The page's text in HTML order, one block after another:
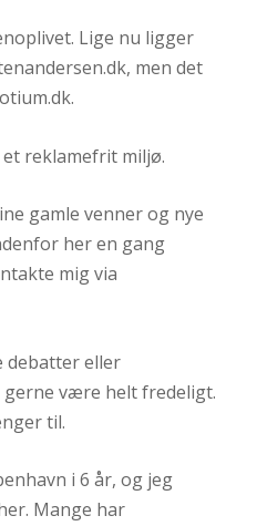
Lige nu ligger
men det
reklamefrit miljø.
gamle venner og nye
her en gang
mig via
debatter eller
være helt fredeligt.
til.
i 6 år, og jeg
Mange har